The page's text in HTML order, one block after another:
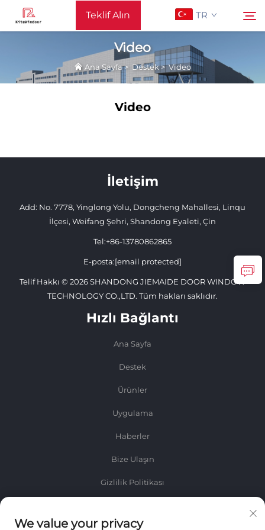
Teklif Alın TR
Ana Sayfa
Haberler
Ara
Video
Ana Sayfa> Destek>Video
Video
İletişim
Add: No. 7778, Yinglong Yolu, Dongcheng Mahallesi, Linqu
İlçesi, Weifang Şehri, Shandong Eyaleti, Çin
Tel:+86-13780862865
E-posta:[email protected]
Telif Hakkı © 2026 SHANDONG JIEMAIDE DOOR WINDOW
TECHNOLOGY CO.,LTD. Tüm hakları saklıdır.
Hızlı Bağlantı
Ana Sayfa
Destek
Ürünler
Uygulama
Haberler
Bize Ulaşın
Gizlilik Politikası
We value your privacy